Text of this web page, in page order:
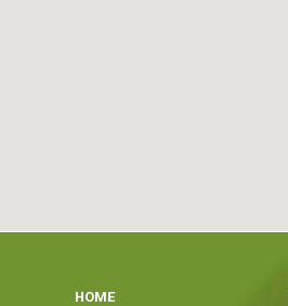
HOME